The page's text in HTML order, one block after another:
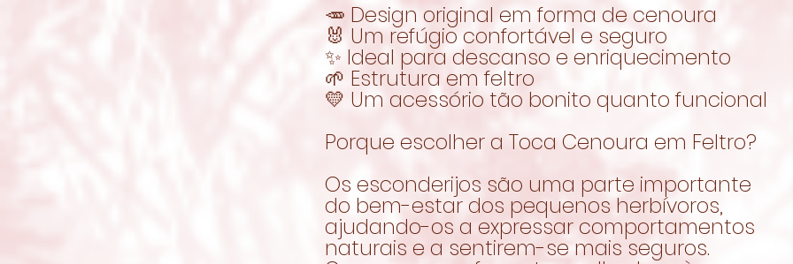
🥕 Design original em forma de cenoura
🐰 Um refúgio confortável e seguro
✨ Ideal para descanso e enriquecimento
🌱 Estrutura em feltro
💛 Um acessório tão bonito quanto funcional
Porque escolher a Toca Cenoura em Feltro?
Os esconderijos são uma parte importante
do bem-estar dos pequenos herbívoros,
ajudando-os a expressar comportamentos
naturais e a sentirem-se mais seguros.